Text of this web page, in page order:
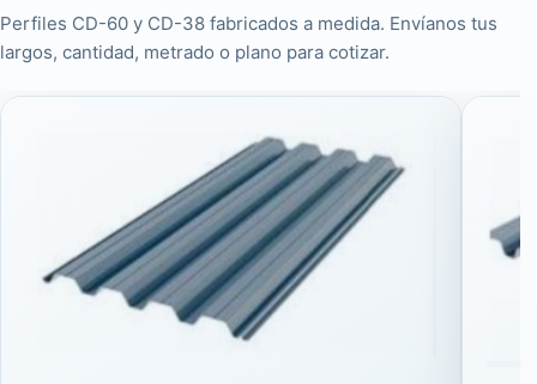
Perfiles CD-60 y CD-38 fabricados a medida. Envíanos tus
largos, cantidad, metrado o plano para cotizar.